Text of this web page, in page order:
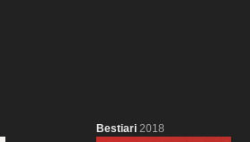
Bestiari2018